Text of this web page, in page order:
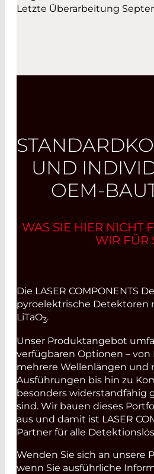
Letzte Überarbeitung
UND
OEM-
WAS SIE HIER NICHT
WIR FÜR
Die LASER COMPONENTS
pyroelektrische Detektoren
LiTaO3.
Unser Produktangebot
verfügbaren Optionen –
mehrere Wellenlängen und
Ausführungen bis hin zu
besonders widerstandfähig
sind. Wir bauen dieses
aus und damit ist LASER
Partner für alle
Wenden Sie sich an unsere
wenn Sie ausführliche